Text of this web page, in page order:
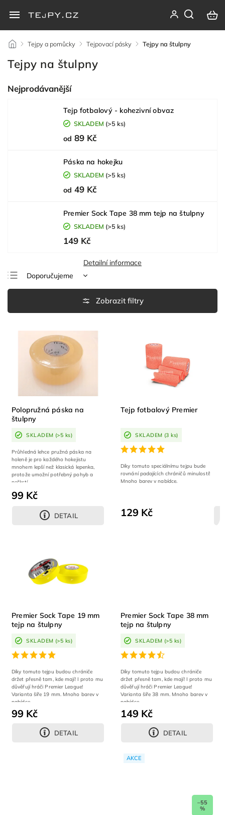
/ Tejpy a pomůcky / Tejpovací pásky / Tejpy na štulpny
Tejpy na štulpny
Nejprodávanější
Tejp fotbalový - kohezivní obvaz
SKLADEM (>5 ks)
od 89 Kč
Páska na hokejku
SKLADEM (>5 ks)
od 49 Kč
Premier Sock Tape 38 mm tejp na štulpny
SKLADEM (>5 ks)
149 Kč
Detailní informace
Doporučujeme
Nejlevnější
Abecedně
Polopružná páska na
štulpny
SKLADEM (>5 ks)
99 Kč
DETAIL
Průhledná lehce pružná páska na
holeně je pro každého hokejistu
mnohem lepší než klasická lepenka,
protože umožní potřebný pohyb a
neškrtí.
Tejp fotbalový Premier
SKLADEM (3 ks)
129 Kč
Díky tomuto speciálnímu tejpu bude
rovnání padajících chráničů minulostí!
Mnoho barev v nabídce.
Premier Sock Tape 19 mm
tejp na štulpny
SKLADEM (>5 ks)
99 Kč
DETAIL
Díky tomuto tejpu budou chrániče
držet přesně tam, kde mají! I proto mu
důvěřují hráči Premier League!
Varianta šíře 19 mm. Mnoho barev v
nabídce.
Premier Sock Tape 38 mm
tejp na štulpny
SKLADEM (>5 ks)
149 Kč
DETAIL
Díky tomuto tejpu budou chrániče
držet přesně tam, kde mají! I proto mu
důvěřují hráči Premier League!
Varianta šíře 38 mm. Mnoho barev v
nabídce.
AKCE
–55
%